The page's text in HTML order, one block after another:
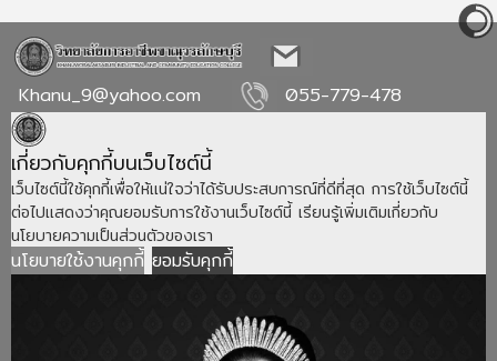
Khanu_9@yahoo.com 055-779-478
เกี่ยวกับคุกกี้บนเว็บไซต์นี้
เว็บไซต์นี้ใช้คุกกี้เพื่อให้แน่ใจว่าได้รับประสบการณ์ที่ดีที่สุด การใช้เว็บไซต์นี้
ต่อไปแสดงว่าคุณยอมรับการใช้งานเว็บไซต์นี้ เรียนรู้เพิ่มเติมเกี่ยวกับ
นโยบายความเป็นส่วนตัวของเรา
นโยบายใช้งานคุกกี้ ยอมรับคุกกี้